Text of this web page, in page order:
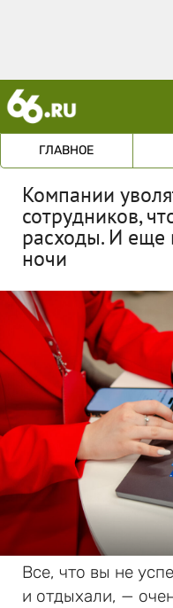
ГЛАВНОЕ
Компании
сотрудников,
расходы. И еще
ночи
Все, что вы не
и отдыхали, —